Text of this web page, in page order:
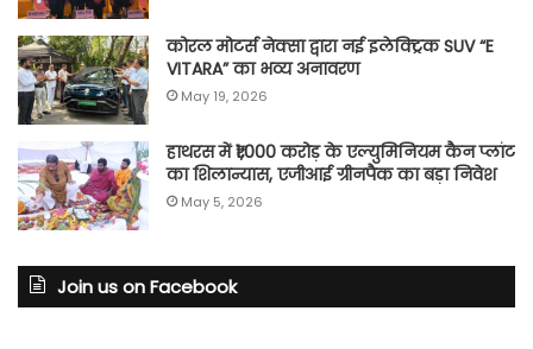
कोरल मोटर्स नेक्सा द्वारा नई इलेक्ट्रिक SUV “E
VITARA” का भव्य अनावरण
May 19, 2026
हाथरस में ₹1,000 करोड़ के एल्युमिनियम कैन प्लांट
का शिलान्यास, एजीआई ग्रीनपैक का बड़ा निवेश
May 5, 2026
Join us on Facebook